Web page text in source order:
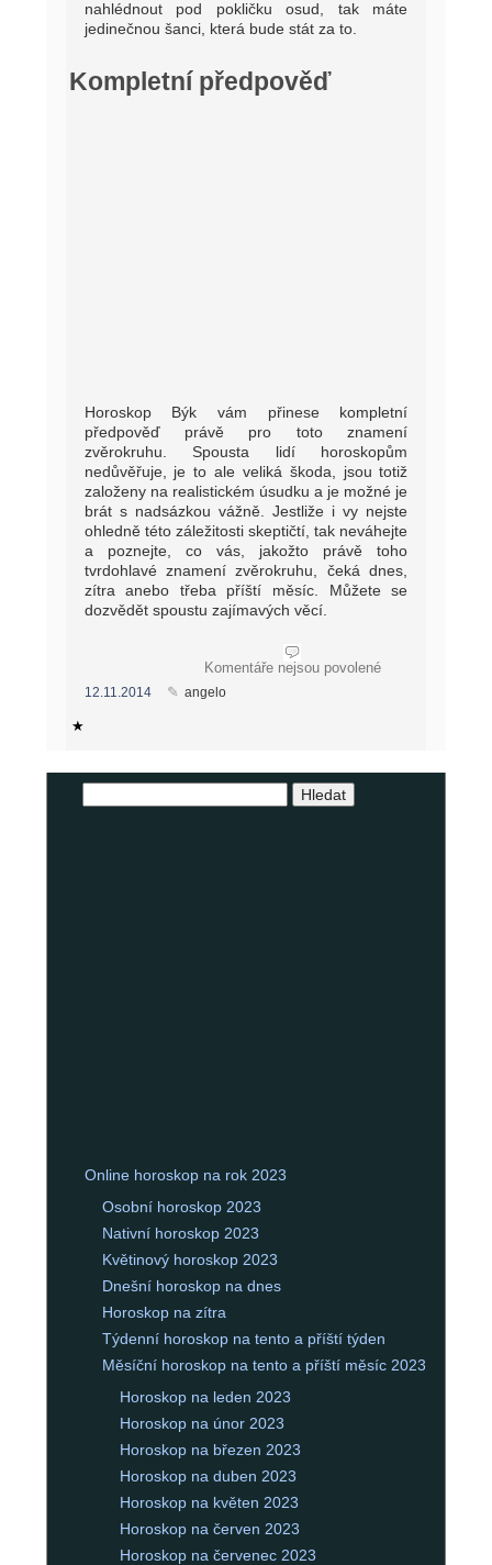
nahlédnout pod pokličku osud, tak máte
jedinečnou šanci, která bude stát za to.
Kompletní předpověď
Horoskop Býk vám přinese kompletní
předpověď právě pro toto znamení
zvěrokruhu. Spousta lidí horoskopům
nedůvěřuje, je to ale veliká škoda, jsou totiž
založeny na realistickém úsudku a je možné je
brát s nadsázkou vážně. Jestliže i vy nejste
ohledně této záležitosti skeptičtí, tak neváhejte
a poznejte, co vás, jakožto právě toho
tvrdohlavé znamení zvěrokruhu, čeká dnes,
zítra anebo třeba příští měsíc. Můžete se
dozvědět spoustu zajímavých věcí.
Komentáře nejsou povolenéu
12.11.2014 angelo
Online horoskop na rok 2023
Osobní horoskop 2023
Nativní horoskop 2023
Květinový horoskop 2023
Dnešní horoskop na dnes
Horoskop na zítra
Týdenní horoskop na tento a příští týden
Měsíční horoskop na tento a příští měsíc 2023
Horoskop na leden 2023
Horoskop na únor 2023
Horoskop na březen 2023
Horoskop na duben 2023
Horoskop na květen 2023
Horoskop na červen 2023
Horoskop na červenec 2023